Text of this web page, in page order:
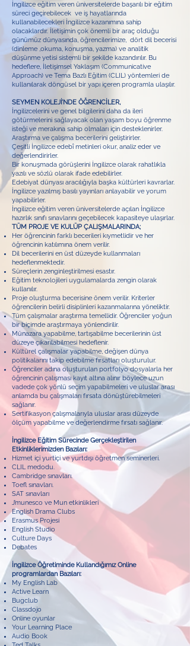
İngilizce eğitim veren üniversitelerde başarılı bir eğitim
süreci geçirebilecek ve iş hayatlarında
kullanabilecekleri İngilizce kazanımına sahip
olacaklardır. İletişimin çok önemli bir araç olduğu
günümüz dünyasında, öğrencilerimize, dört dil becerisi
(dinleme ,okuma, konuşma, yazma) ve analitik
düşünme yetisi sistemli bir şekilde kazandırılır. Bu
hedeflere, İletişimsel Yaklaşım (Communicative
Approach) ve Tema Bazlı Eğitim (CLIL) yöntemleri de
kullanılarak döngüsel bir yapı içeren programla ulaşılır.
SEYMEN KOLEJİ’NDE ÖĞRENCİLER,
İngilizcelerini ve genel bilgilerini daha da ileri
götürmelerini sağlayacak olan yaşam boyu öğrenme
isteği ve merakına sahip olmaları için desteklenirler.
Araştırma ve çalışma becerilerini geliştirirler.
Çeşitli İngilizce edebî metinleri okur, analiz eder ve
değerlendirirler.
Bir konuşmada görüşlerini İngilizce olarak rahatlıkla
yazılı ve sözlü olarak ifade edebilirler.
Edebiyat dünyası aracılığıyla başka kültürleri kavrarlar.
İngilizce yazılmış basılı yayınları anlayabilir ve yorum
yapabilirler.
İngilizce eğitim veren üniversitelerde açılan İngilizce
hazırlık sınıfı sınavlarını geçebilecek kapasiteye ulaşırlar.
TÜM PROJE VE KULÜP ÇALIŞMALARINDA;
Her öğrencinin farklı becerileri kıymetlidir ve her
öğrencinin katılımına önem verilir.
Dil becerilerini en üst düzeyde kullanmaları
hedeflenmektedir.
Süreçlerin zenginleştirilmesi esastır.
Eğitim teknolojileri uygulamalarda zengin olarak
kullanılır.
Proje oluşturma becerisine önem verilir. Kriterler
öğrencilerin belirli disiplinleri kazanmalarına yöneliktir.
Tüm çalışmalar araştırma temellidir. Öğrenciler yoğun
bir biçimde araştırmaya yönlendirilir.
Münazara yapabilme, tartışabilme becerilerinin üst
düzeye çıkarılabilmesi hedeflenir.
Kültürel çalışmalar yapabilme, değişen dünya
politikalarını takip edebilme fırsatları oluşturulur.
Öğrenciler adına oluşturulan portfolyo dosyalarla her
öğrencinin çalışması kayıt altına alınır böylece uzun
vadede çok yönlü seçim yapabilmeleri ve uluslar arası
anlamda bu çalışmaları fırsata dönüştürebilmeleri
sağlanır.
Sertifikasyon çalışmalarıyla uluslar arası düzeyde
ölçüm yapabilme ve değerlendirme fırsatı sağlanır.
İngilizce Eğitim Sürecinde Gerçekleştirilen
Etkinliklerimizden Bazıları:
Hizmet içi yurtiçi ve yurtdışı öğretmen seminerleri.
CLIL medodu.
Cambridge sınavları.
Toefl sınavları.
SAT sınavları
J’munesco ve Mun etkinlikleri
English Drama Clubs
Erasmus Projesi
English Studio
Culture Days
Debates
İngilizce Öğretiminde Kullandığımız Online
programlardan Bazıları:
My English Lab
Active Learn
Bugclub
Classdojo
Online oyunlar
Your Learning Place
Audio Book